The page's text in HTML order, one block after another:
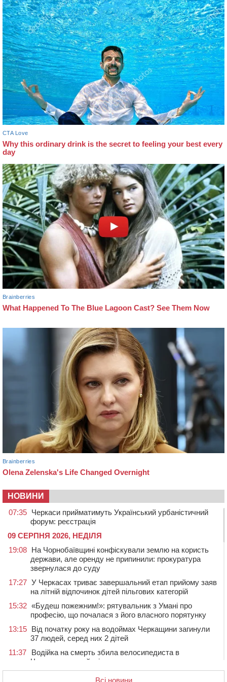
НОВИНИ
07:35 Черкаси прийматимуть Український урбаністичний
форум: реєстрація
09 СЕРПНЯ 2026, НЕДІЛЯ
19:08 На Чорнобаївщині конфіскували землю на користь
держави, але оренду не припинили: прокуратура
звернулася до суду
17:27 У Черкасах триває завершальний етап прийому заяв
на літній відпочинок дітей пільгових категорій
15:32 «Будеш пожежним!»: рятувальник з Умані про
професію, що почалася з його власного порятунку
13:15 Від початку року на водоймах Черкащини загинули
37 людей, серед них 2 дітей
11:37
Водійка на смерть збила велосипедиста в
Черкаському районі
Напав на собаку з палицею та намагався наїхати на
Всі новини